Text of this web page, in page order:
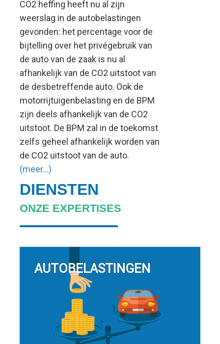
CO2 heffing heeft nu al zijn
weerslag in de autobelastingen
gevonden: het percentage voor de
bijtelling over het privégebruik van
de auto van de zaak is nu al
afhankelijk van de CO2 uitstoot van
de desbetreffende auto. Ook de
motorrijtuigenbelasting en de BPM
zijn deels afhankelijk van de CO2
uitstoot. De BPM zal in de toekomst
zelfs geheel afhankelijk worden van
de CO2 uitstoot van de auto.
(meer…)
DIENSTEN
ONZE EXPERTISES
AUTOBELASTINGEN